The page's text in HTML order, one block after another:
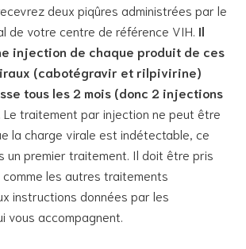
deux piqûres administrées par le
de votre centre de référence VIH. Il
injection de chaque produit de ces
(cabotégravir et rilpivirine)
tous les 2 mois (donc 2 injections
. Le traitement par injection ne peut être
la charge virale est indétectable, ce
un premier traitement. Il doit être pris
les autres traitements
instructions données par les
vous accompagnent.